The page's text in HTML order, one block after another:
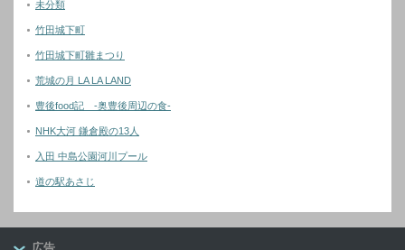
未分類
竹田城下町
竹田城下町雛まつり
荒城の月 LA LA LAND
豊後food記 -奥豊後周辺の食-
NHK大河 鎌倉殿の13人
入田 中島公園河川プール
道の駅あさじ
広告